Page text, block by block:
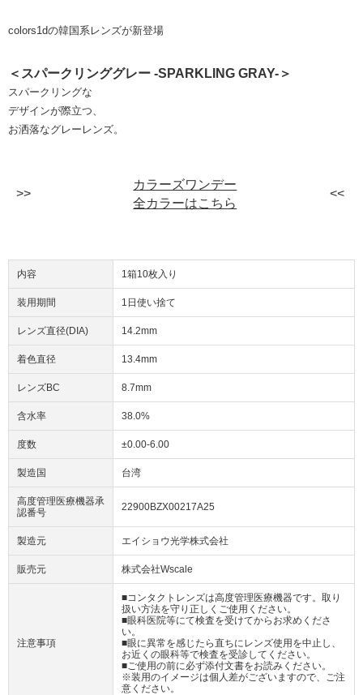
colors1dの韓国系レンズが新登場
＜スパークリンググレー -SPARKLING GRAY-＞
スパークリングな
デザインが際立つ、
お洒落なグレーレンズ。
カラーズワンデー
全カラーはこちら
内容 1箱10枚入り
装用期間 1日使い捨て
レンズ直径(DIA) 14.2mm
着色直径 13.4mm
レンズBC 8.7mm
含水率 38.0%
度数 ±0.00-6.00
製造国 台湾
高度管理医療機器承
認番号
22900BZX00217A25
製造元 エイショウ光学株式会社
販売元 株式会社Wscale
注意事項
■コンタクトレンズは高度管理医療機器です。取り
扱い方法を守り正しくご使用ください。
■眼科医院等にて検査を受けてからお求めくださ
い。
■眼に異常を感じたら直ちにレンズ使用を中止し、
お近くの眼科等で検査を受診してください。
■ご使用の前に必ず添付文書をお読みください。
※装用のイメージは個人差がございますので、ご注
意ください。